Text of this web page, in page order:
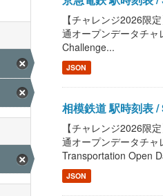
【チャレンジ2026限
通オープンデータチ
Challenge...
JSON
相模鉄道 駅時刻表
【チャレンジ2026限
通オープンデータチ
Transportation Open
JSON